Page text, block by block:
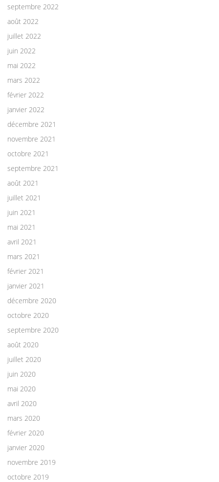
septembre 2022
août 2022
juillet 2022
juin 2022
mai 2022
mars 2022
février 2022
janvier 2022
décembre 2021
novembre 2021
octobre 2021
septembre 2021
août 2021
juillet 2021
juin 2021
mai 2021
avril 2021
mars 2021
février 2021
janvier 2021
décembre 2020
octobre 2020
septembre 2020
août 2020
juillet 2020
juin 2020
mai 2020
avril 2020
mars 2020
février 2020
janvier 2020
novembre 2019
octobre 2019